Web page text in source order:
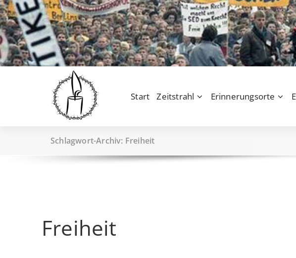
Zum
Inhalt
springen
Start Zeitstrahl Erinnerungsorte
Schlagwort-Archiv: Freiheit
Freiheit